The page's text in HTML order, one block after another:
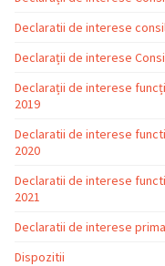
Declaratii de interese
Declarații de interese
Declarații de interese
2019
Declaratii de interese
2020
Declaratii de interese
2021
Declaratii de interese
Dispozitii